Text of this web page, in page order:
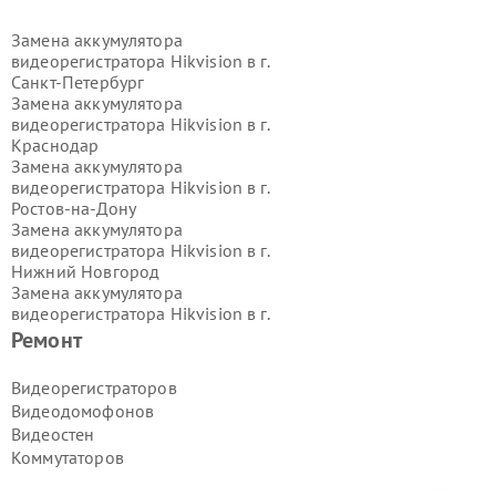
Ремонт
Видеорегистраторов
Видеодомофонов
Видеостен
Коммутаторов
Замена аккумулятора
видеорегистратора Hikvision в г.
Санкт-Петербург
Замена аккумулятора
видеорегистратора Hikvision в г.
Краснодар
Замена аккумулятора
видеорегистратора Hikvision в г.
Ростов-на-Дону
Замена аккумулятора
видеорегистратора Hikvision в г.
Нижний Новгород
Замена аккумулятора
видеорегистратора Hikvision в г.
Новосибирск
видеорегистратора Hikvision в г.
Екатеринбург
Замена аккумулятора
видеорегистратора Hikvision в г.
Казань